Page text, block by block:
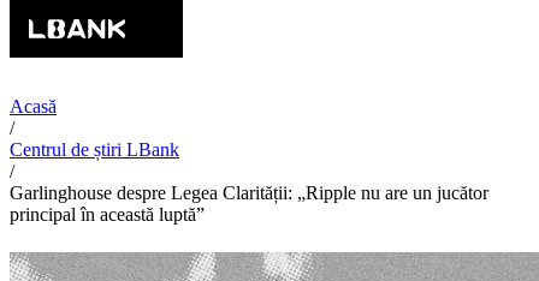
Acasă
/
Centrul de știri LBank
/
Garlinghouse despre Legea Clarității: „Ripple nu are un jucător
principal în această luptă”